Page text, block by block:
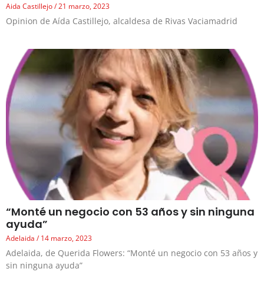
Aida Castillejo 21 marzo, 2023
Opinion de Aída Castillejo, alcaldesa de Rivas Vaciamadrid
“Monté un negocio con 53 años y sin ninguna
ayuda”
Adelaida 14 marzo, 2023
Adelaida, de Querida Flowers: “Monté un negocio con 53 años y
sin ninguna ayuda”